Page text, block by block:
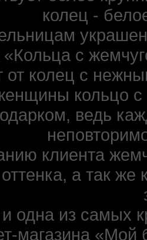
колец -
«Кольца с
от колец с
кольцо
ведь
клиента
а так же
одна из самых
магазина «Мой